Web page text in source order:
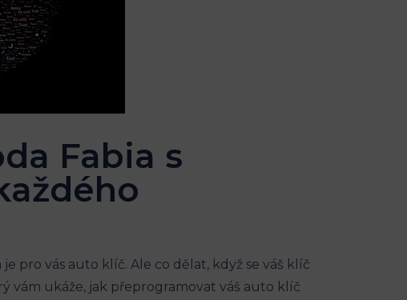
Fabia s
pro vás auto klíč. Ale co dělat, když se váš klíč
vám ukáže, jak přeprogramovat váš auto klíč